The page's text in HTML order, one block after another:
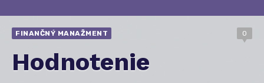
FINANČNÝ MANAŽMENT 0
Hodnotenie